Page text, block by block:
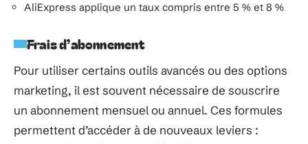
AliExpress applique un taux compris entre 5 % et 8 %
Frais d’abonnement
Pour utiliser certains outils avancés ou des options
marketing, il est souvent nécessaire de souscrire
un abonnement mensuel ou annuel. Ces formules
permettent d’accéder à de nouveaux leviers :